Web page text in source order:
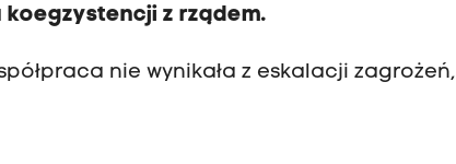
z rządem.
nie wynikała z eskalacji zagrożeń,